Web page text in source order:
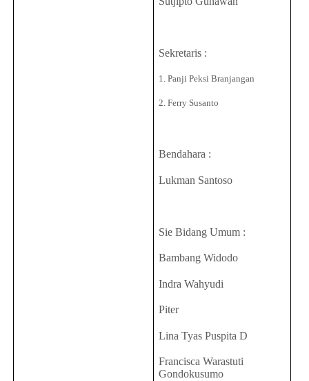
Sekretaris :
1. Panji Peksi Branjangan
2. Ferry Susanto
Bendahara :
Lukman Santoso
Sie Bidang Umum :
Bambang Widodo
Indra Wahyudi
Piter
Lina Tyas Puspita D
Francisca Warastuti
Gondokusumo